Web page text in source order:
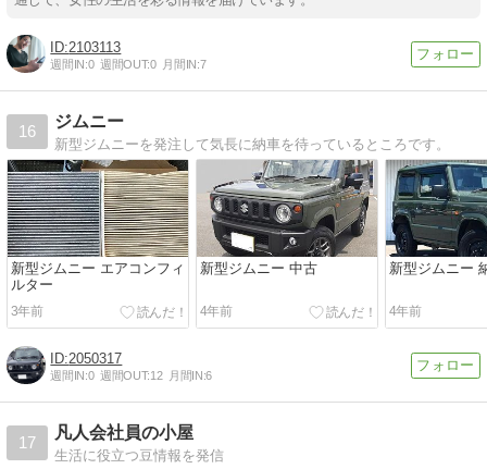
2103113
週間IN:0 週間OUT:0 月間IN:7
16
ジムニー
新型ジムニーを発注して気長に納車を待っているところです。
新型ジムニー エアコンフィ
ルター
3年前
新型ジムニー 中古
4年前
新型ジムニー
4年前
2050317
週間IN:0 週間OUT:12 月間IN:6
17
凡人会社員の小屋
生活に役立つ豆情報を発信